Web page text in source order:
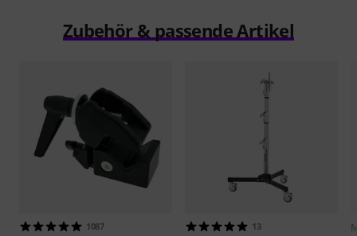
Zubehör & passende Artikel
1087 13